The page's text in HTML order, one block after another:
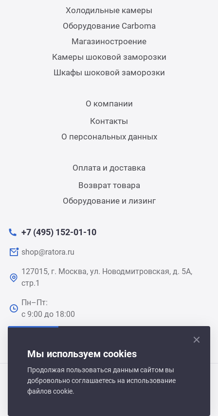
Холодильные камеры
Оборудование Carboma
Магазиностроение
Камеры шоковой заморозки
Шкафы шоковой заморозки
О компании
Контакты
О персональных данных
Оплата и доставка
Возврат товара
Оборудование и лизинг
+7 (495) 152-01-10
shop@ratora.ru
127015, г. Москва, ул. Новодмитровская, д. 5А,
стр.1
Пн–Пт:
с 9:00 до 18:00
Polair Shop 2021-2026 © Все права защищены
Мы используем cookies
Продолжая пользоваться данным сайтом вы
добровольно соглашаетесь на использование
файлов cookie.